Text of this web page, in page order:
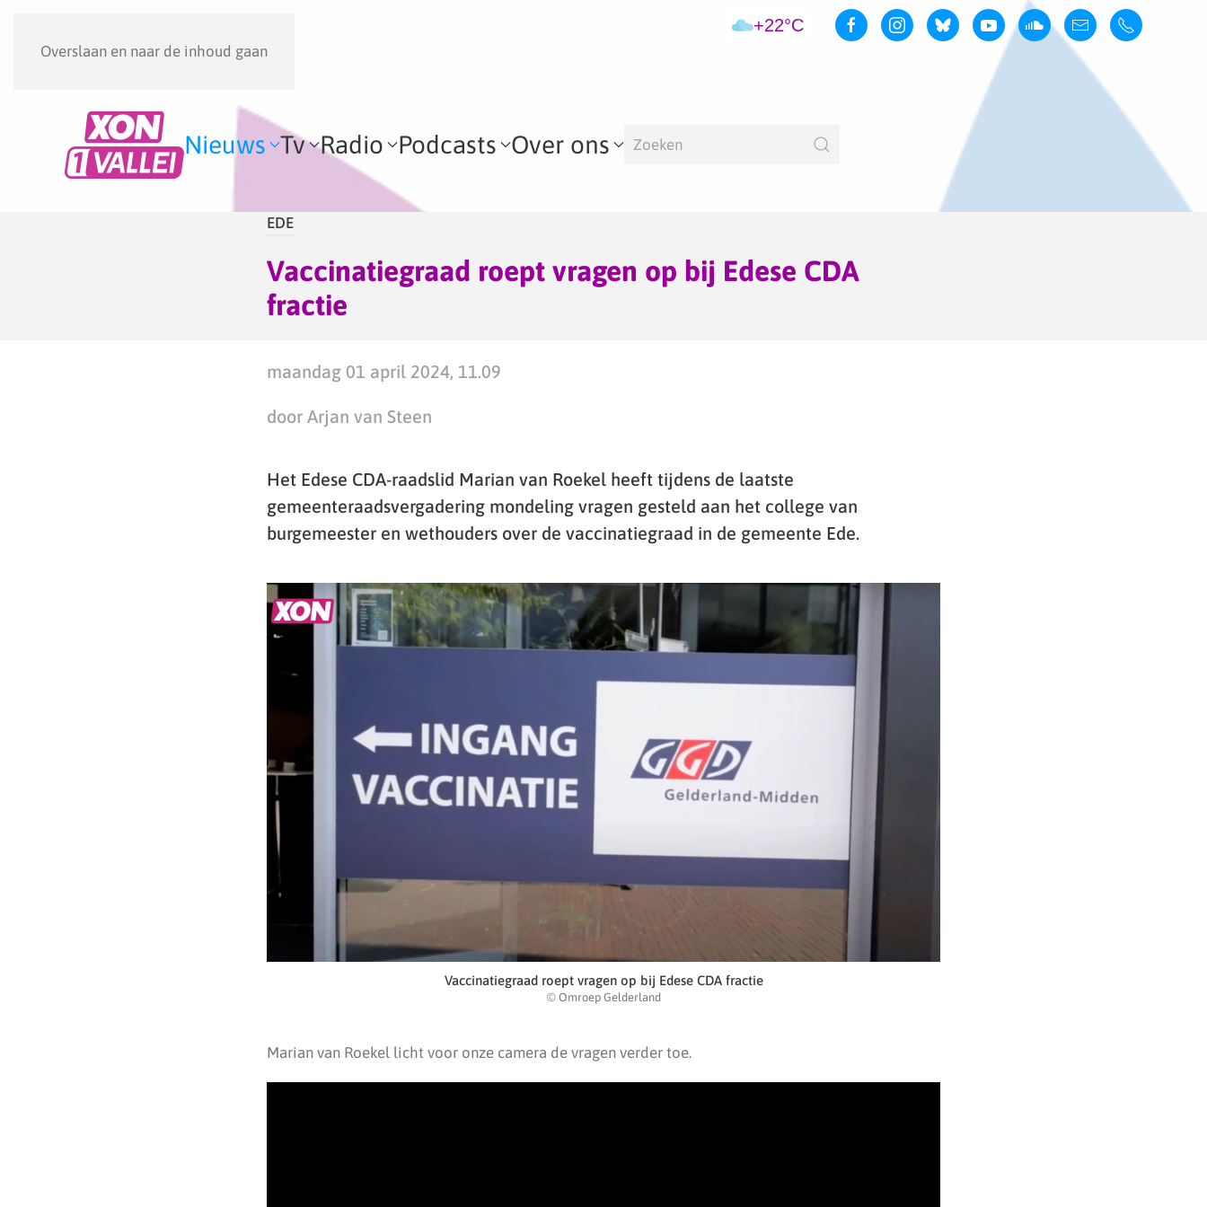
Overslaan en naar de inhoud gaan
+22°C
Nieuws Tv Radio Podcasts Over ons
EDE
Vaccinatiegraad roept vragen op bij Edese CDA
fractie
maandag 01 april 2024, 11.09
door Arjan van Steen
Het Edese CDA-raadslid Marian van Roekel heeft tijdens de laatste
gemeenteraadsvergadering mondeling vragen gesteld aan het college van
burgemeester en wethouders over de vaccinatiegraad in de gemeente Ede.
Vaccinatiegraad roept vragen op bij Edese CDA fractie
© Omroep Gelderland
Marian van Roekel licht voor onze camera de vragen verder toe.